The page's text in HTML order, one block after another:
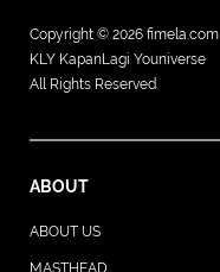
Copyright © 2026 fimela.com
KLY KapanLagi Youniverse
All Rights Reserved
ABOUT
ABOUT US
MASTHEAD